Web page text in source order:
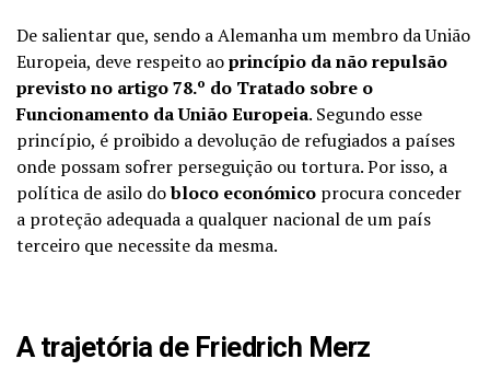
De salientar que, sendo a Alemanha um membro da União
Europeia, deve respeito aoprincípio da não repulsão
previsto no artigo 78.º do Tratado sobre o
Funcionamento da União Europeia. Segundo esse
princípio, é proibido a devolução de refugiados a países
onde possam sofrer perseguição ou tortura. Por isso, a
política de asilo dobloco económico procura conceder
a proteção adequada a qualquer nacional de um país
terceiro que necessite da mesma.
A trajetória de Friedrich Merz